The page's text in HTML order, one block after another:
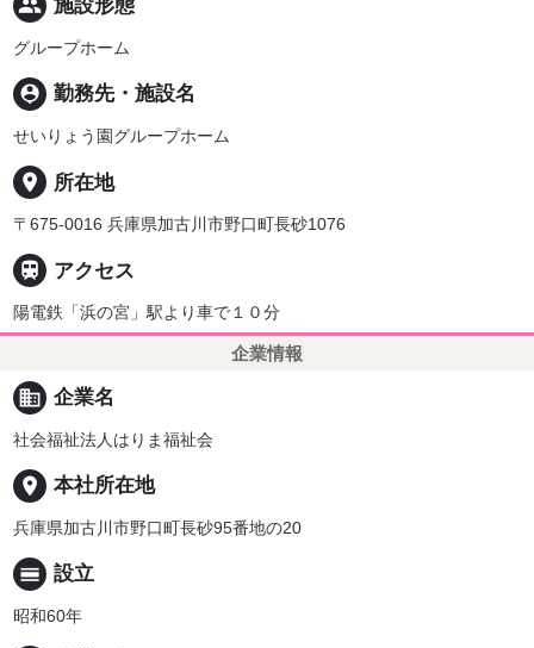
people 施設形態
グループホーム
person_pin 勤務先・施設名
せいりょう園グループホーム
place 所在地
〒675-0016 兵庫県加古川市野口町長砂1076
 アクセス
陽電鉄「浜の宮」駅より車で１０分
企業情報
business 企業名
社会福祉法人はりま福祉会
place 本社所在地
兵庫県加古川市野口町長砂95番地の20
calendar_view_day 設立
昭和60年